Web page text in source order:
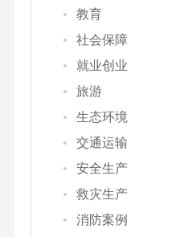
教育
社会保障
就业创业
旅游
生态环境
交通运输
安全生产
救灾生产
消防案例